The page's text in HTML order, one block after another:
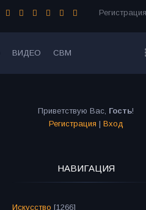
Регистрация
ВИДЕО СВМ
Приветствую Вас, Гость!
Регистрация | Вход
НАВИГАЦИЯ
Искусство [1266]